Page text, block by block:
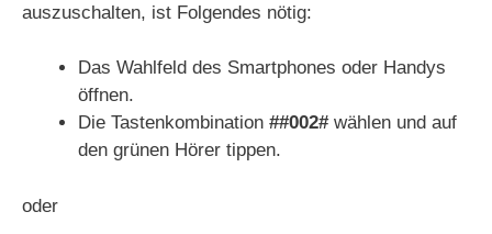
auszuschalten, ist Folgendes nötig:
Das Wahlfeld des Smartphones oder Handys
öffnen.
Die Tastenkombination ##002#wählen und auf
den grünen Hörer tippen.
oder